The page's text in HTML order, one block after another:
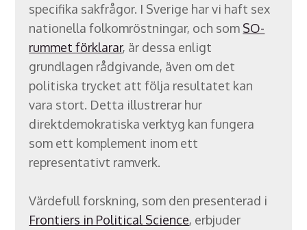
specifika sakfrågor. I Sverige har vi haft sex
nationella folkomröstningar, och som SO-
rummet förklarar, är dessa enligt
grundlagen rådgivande, även om det
politiska trycket att följa resultatet kan
vara stort. Detta illustrerar hur
direktdemokratiska verktyg kan fungera
som ett komplement inom ett
representativt ramverk.
Värdefull forskning, som den presenterad i
Frontiers in Political Science, erbjuder